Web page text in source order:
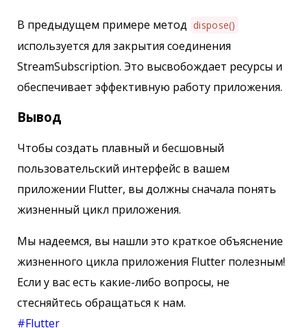
В предыдущем примере метод dispose()
используется для закрытия соединения
StreamSubscription. Это высвобождает ресурсы и
обеспечивает эффективную работу приложения.
Вывод
Чтобы создать плавный и бесшовный
пользовательский интерфейс в вашем
приложении Flutter, вы должны сначала понять
жизненный цикл приложения.
Мы надеемся, вы нашли это краткое объяснение
жизненного цикла приложения Flutter полезным!
Если у вас есть какие-либо вопросы, не
стесняйтесь обращаться к нам.
#Flutter